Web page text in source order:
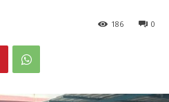
0
186